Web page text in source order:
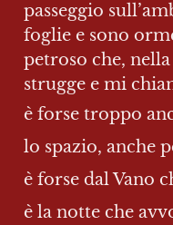
passeggio
foglie e sono
petroso che,
strugge e mi
è forse troppo
lo spazio, anche
è forse dal Vano
è la notte che